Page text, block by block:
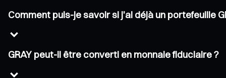
Comment puis-je savoir si j'ai déjà un portefeuille
GRAY peut-il être converti en monnaie fiduciaire ?